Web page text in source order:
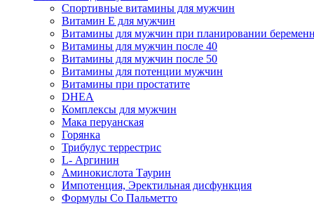
Спортивные витамины для мужчин
Витамин Е для мужчин
Витамины для мужчин при планировании
Витамины для мужчин после 40
Витамины для мужчин после 50
Витамины для потенции мужчин
Витамины при простатите
DHEA
Комплексы для мужчин
Мака перуанская
Горянка
Трибулус террестрис
L- Аргинин
Аминокислота Таурин
Импотенция, Эректильная дисфункция
Формулы Со Пальметто